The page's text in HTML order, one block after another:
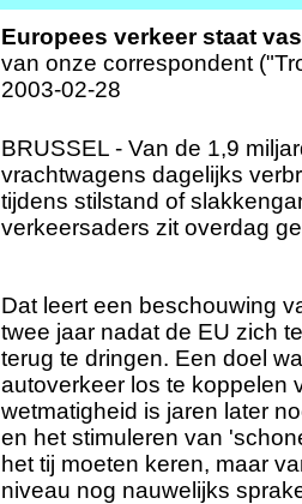
Europees verkeer staat
van onze correspondent
2003-02-28
BRUSSEL - Van de 1,9
vrachtwagens dagelijks
tijdens stilstand of
verkeersaders zit overdag
Dat leert een beschouwing
twee jaar nadat de EU zich
terug te dringen. Een doel
autoverkeer los te koppelen
wetmatigheid is jaren later
en het stimuleren van
het tij moeten keren, maar
niveau nog nauwelijks